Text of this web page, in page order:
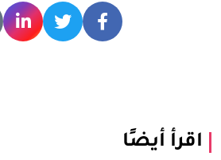
اقرأ أيضًا